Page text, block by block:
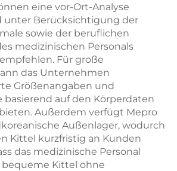
eine vor-Ort-Analyse
unter Berücksichtigung der
sowie der beruflichen
medizinischen Personals
Für große
das Unternehmen
Größenangaben und
basierend auf den Körperdaten
Außerdem verfügt Mepro
Außenlager, wodurch
Kittel kurzfristig an Kunden
das medizinische Personal
Kittel ohne